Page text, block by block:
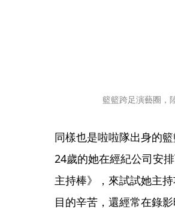
籃籃跨足演藝圈，
同樣也是啦啦隊出身的
24歲的她在經紀公司安
主持棒》，來試試她主
目的辛苦，還經常在錄